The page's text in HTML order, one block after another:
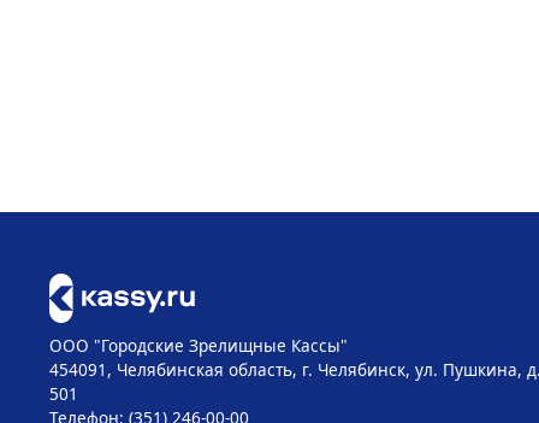
ООО "Городские Зрелищные Кассы"
454091, Челябинская область, г. Челябинск, ул. Пушкина,
501
Телефон: (351) 246-00-00